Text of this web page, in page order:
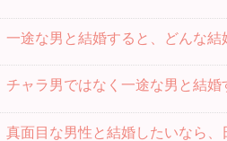
一途な男と結婚すると、どんな結
チャラ男ではなく一途な男と結
真面目な男性と結婚したいなら